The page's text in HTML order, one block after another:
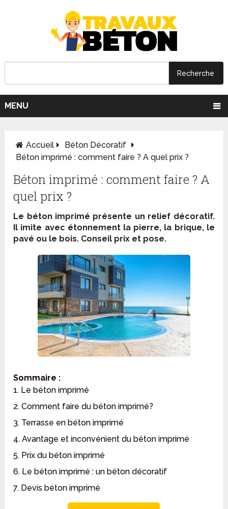
MENU
Accueil
Béton Décoratif
Béton imprimé : comment faire ? A quel prix ?
Béton imprimé : comment faire ? A
quel prix ?
Le béton imprimé présente un relief décoratif.
Il imite avec étonnement la pierre, la brique, le
pavé ou le bois. Conseil prix et pose.
Sommaire :
1. Le béton imprimé
2. Comment faire du béton imprimé?
3. Terrasse en béton imprimé
4. Avantage et inconvénient du béton imprimé
5. Prix du béton imprimé
6. Le béton imprimé : un béton décoratif
7. Devis béton imprimé